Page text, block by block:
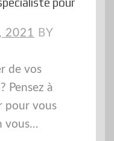
2021
BY
de vos
Pensez à
pour vous
vous…